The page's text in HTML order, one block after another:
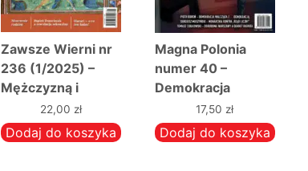
Zawsze Wierni nr
236 (1/2025) –
Mężczyzną i
niewiastą stworzył
ich…
22,00 zł
Dodaj do koszyka
Magna Polonia
numer 40 –
Demokracja
walcząca
17,50zł
Dodaj do koszyka